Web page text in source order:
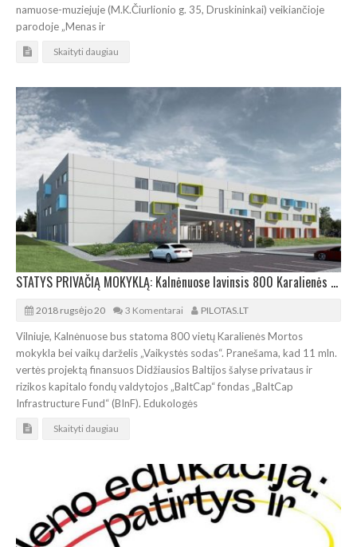
namuose-muziejuje (M.K.Čiurlionio g. 35, Druskininkai) veikiančioje
parodoje „Menas ir
Skaityti daugiau
STATYS PRIVAČIĄ MOKYKLĄ: Kalnėnuose lavinsis 800 Karalienės Mortos mokinių
2018 rugsėjo 20 3 Komentarai PILOTAS.LT
Vilniuje, Kalnėnuose bus statoma 800 vietų Karalienės Mortos
mokykla bei vaikų darželis „Vaikystės sodas“. Pranešama, kad 11 mln.
vertės projektą finansuos Didžiausios Baltijos šalyse privataus ir
rizikos kapitalo fondų valdytojos „BaltCap“ fondas „BaltCap
Infrastructure Fund“ (BInF). Edukologės
Skaityti daugiau